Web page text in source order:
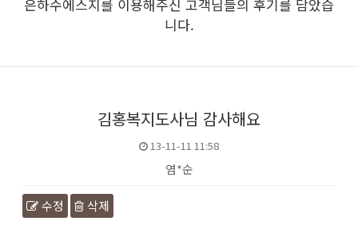
은하수에스지를 이용해주신 고객님들의 후기를 담았습
니다.
김홍복지도사님 감사해요
13-11-11 11:58
염*순
수정 삭제